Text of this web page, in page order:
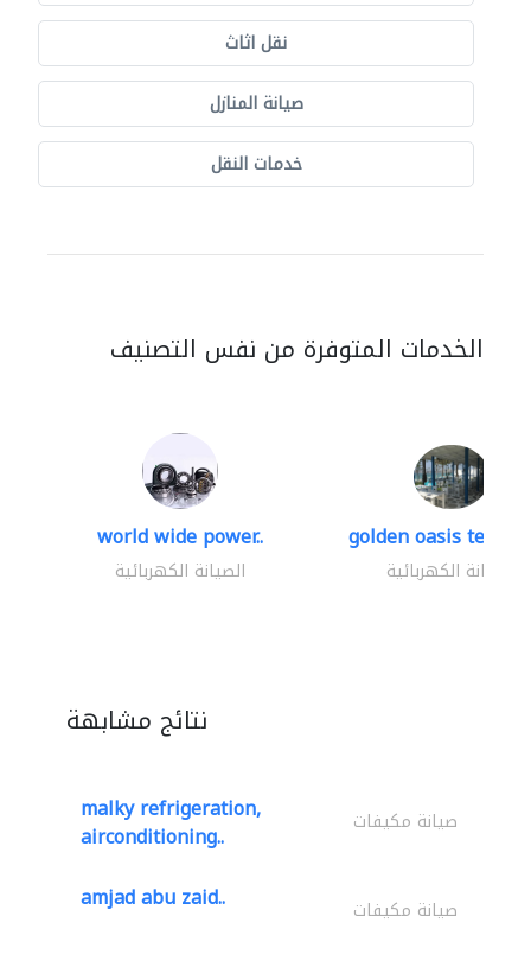
نقل اثاث
صيانة المنازل
خدمات النقل
الخدمات المتوفرة من نفس التصنيف
world wide power..
الصيانة الكهربائية
golden oasis
الصيانة الكهربائية
نتائج مشابهة
malky refrigeration,
airconditioning.. صيانة مكيفات
amjad abu zaid.. صيانة مكيفات